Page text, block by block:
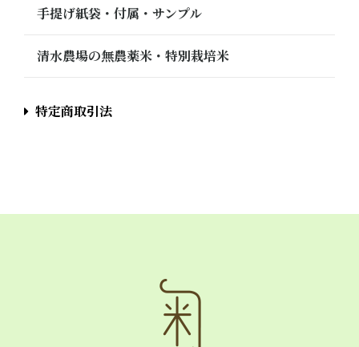
手提げ紙袋・付属・サンプル
清水農場の無農薬米・特別栽培米
特定商取引法